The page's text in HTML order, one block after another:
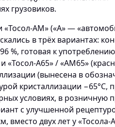
грузовиков.
«Тосол-АМ» («А» —
в трёх вариантах:
%, готовая к
«Тосол-А65» / «АМ65»
(вынесена в
кристаллизации −65°С,
условиях, в розничную
с улучшенной
вместо двух лет у «Тосола-